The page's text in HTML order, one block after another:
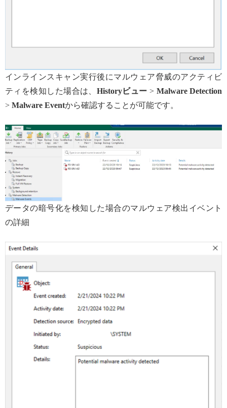
インラインスキャン実行後にマルウェア脅威のアクティビ
ティを検知した場合は、 Historyビュー > Malware Detection
> Malware Eventから確認することが可能です。
データの暗号化を検知した場合のマルウェア検出イベント
の詳細